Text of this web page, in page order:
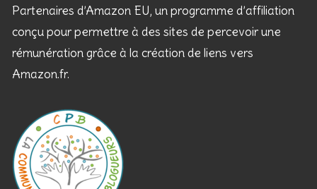
Partenaires d’Amazon EU, un programme d’affiliation
conçu pour permettre à des sites de percevoir une
rémunération grâce à la création de liens vers
Amazon.fr.